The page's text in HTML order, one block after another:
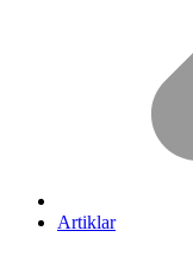
Artiklar